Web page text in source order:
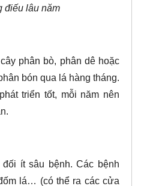
điếu lâu năm
phân bò, phân dê hoặc
bón qua lá hàng tháng.
triển tốt, mỗi năm nên
ít sâu bệnh. Các bệnh
lá… (có thể ra các cửa